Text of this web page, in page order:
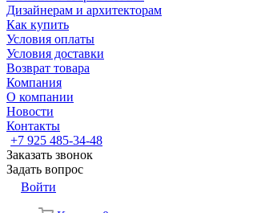
Дизайнерам и архитекторам
Как купить
Условия оплаты
Условия доставки
Возврат товара
Компания
О компании
Новости
Контакты
+7 925 485-34-48
Заказать звонок
Задать вопрос
Войти